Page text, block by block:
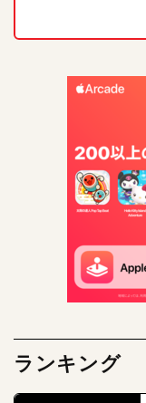
ランキング